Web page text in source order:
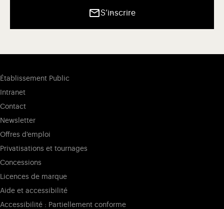
S’inscrire
Établissement Public
Intranet
Contact
Newsletter
Offres d'emploi
Privatisations et tournages
Concessions
Licences de marque
Aide et accessibilité
Accessibilité : Partiellement conforme